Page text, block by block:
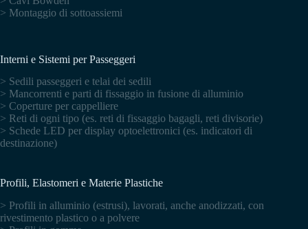
> Montaggio di sottoassiemi
Interni e Sistemi per Passeggeri
> Sedili passeggeri e telai dei sedili
> Mancorrenti e parti di fissaggio in fusione di alluminio
> Coperture per cappelliere
> Reti di ogni tipo (es. reti di fissaggio bagagli, reti divisorie)
> Schede LED per display optoelettronici (es. indicatori di
destinazione)
Profili, Elastomeri e Materie Plastiche
> Profili in alluminio (estrusi), lavorati, anche anodizzati, con
rivestimento plastico o a polvere